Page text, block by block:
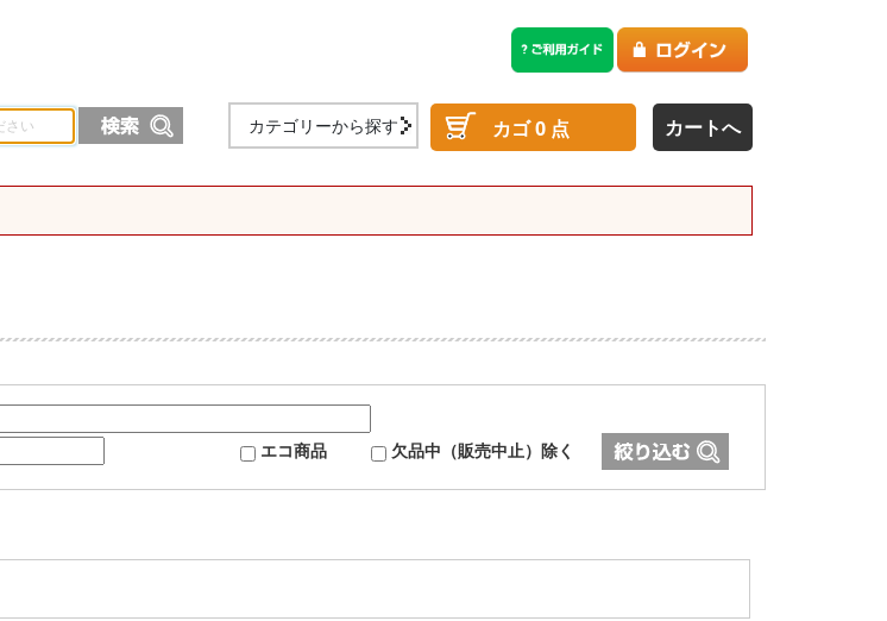
カテゴリーから探す カゴ0 点 カートへ
エコ商品 欠品中（販売中止）除く